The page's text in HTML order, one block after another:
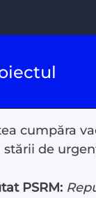
cumpăra
de
PSRM: